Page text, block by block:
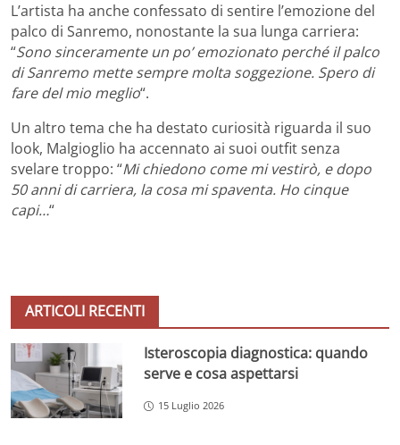
L’artista ha anche confessato di sentire l’emozione del
palco di Sanremo, nonostante la sua lunga carriera:
“Sono sinceramente un po’ emozionato perché il palco
di Sanremo mette sempre molta soggezione. Spero di
fare del mio meglio“.
Un altro tema che ha destato curiosità riguarda il suo
look, Malgioglio ha accennato ai suoi outfit senza
svelare troppo: “Mi chiedono come mi vestirò, e dopo
50 anni di carriera, la cosa mi spaventa. Ho cinque
capi…“
ARTICOLI RECENTI
Isteroscopia diagnostica: quando
serve e cosa aspettarsi
15 Luglio 2026